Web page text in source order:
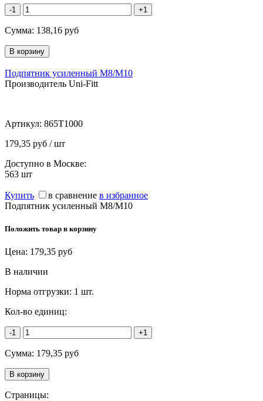
-1 +1
Сумма: 138,16 руб
Подпятник усиленный М8/М10
Производитель Uni-Fitt
Артикул: 865T1000
179,35 руб / шт
Доступно в Москве:
563 шт
Купить в сравнение в избранное
Подпятник усиленный М8/М10
Положить товар в корзину
Цена: 179,35 руб
В наличии
Норма отгрузки: 1 шт.
Кол-во единиц:
-1 +1
Сумма: 179,35 руб
Страницы: